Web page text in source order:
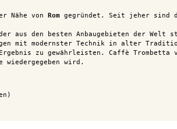
Nähe von Rom gegründet. Seit jeher sind
aus den besten Anbaugebieten der Welt
mit modernster Technik in alter
zu gewährleisten. Caffè Trombetta
wird.